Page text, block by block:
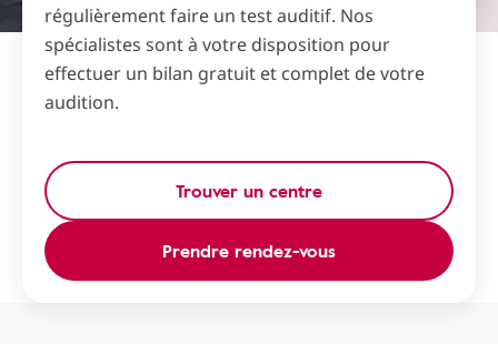
régulièrement faire un test auditif. Nos
spécialistes sont à votre disposition pour
effectuer un bilan gratuit et complet de votre
audition.
Trouver un centre
Prendre rendez-vous